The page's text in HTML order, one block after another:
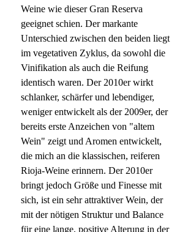
Weine wie dieser Gran Reserva
geeignet schien. Der markante
Unterschied zwischen den beiden liegt
im vegetativen Zyklus, da sowohl die
Vinifikation als auch die Reifung
identisch waren. Der 2010er wirkt
schlanker, schärfer und lebendiger,
weniger entwickelt als der 2009er, der
bereits erste Anzeichen von "altem
Wein" zeigt und Aromen entwickelt,
die mich an die klassischen, reiferen
Rioja-Weine erinnern. Der 2010er
bringt jedoch Größe und Finesse mit
sich, ist ein sehr attraktiver Wein, der
mit der nötigen Struktur und Balance
für eine lange, positive Alterung in der